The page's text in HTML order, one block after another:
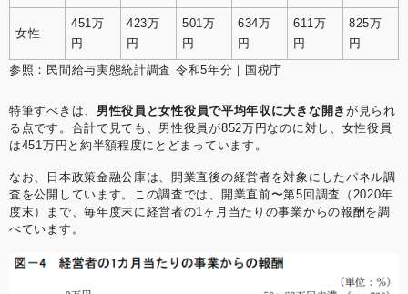
女性
451万
円
423万
円
501万
円
634万
円
611万
円
825万
円
参照： 民間給与実態統計調査 令和5年分｜国税庁
特筆すべきは、 男性役員と女性役員で平均年収に大きな開き が見られ
る点です。合計で見ても、男性役員が852万円なのに対し、女性役員
は451万円と約半額程度にとどまっています。
なお、日本政策金融公庫は、開業直後の経営者を対象にしたパネル調
査を公開しています。この調査では、開業直前〜第5回調査（2020年
度末）まで、毎年度末に経営者の1ヶ月当たりの事業からの報酬を調
べています。